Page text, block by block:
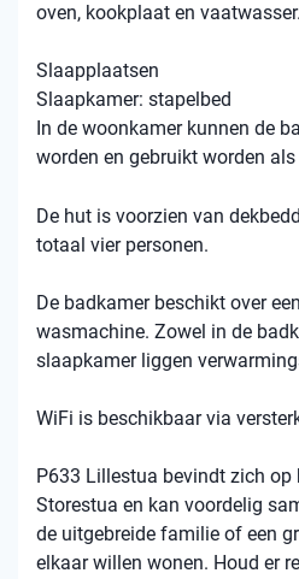
oven, kookplaat en vaatwasser.
Slaapplaatsen
Slaapkamer: stapelbed
In de woonkamer kunnen de
worden en gebruikt worden
De hut is voorzien van
totaal vier personen.
De badkamer beschikt over
wasmachine. Zowel in de
slaapkamer liggen
WiFi is beschikbaar via
P633 Lillestua bevindt zich op
Storestua en kan voordelig
de uitgebreide familie of een
elkaar willen wonen. Houd er